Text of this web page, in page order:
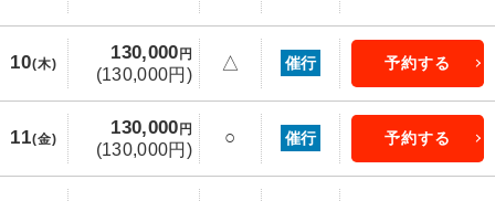
10(木)
130,000 円
(130,000円)
△ 催行 予約する
11(金)
130,000 円
(130,000円)
○ 催行 予約する